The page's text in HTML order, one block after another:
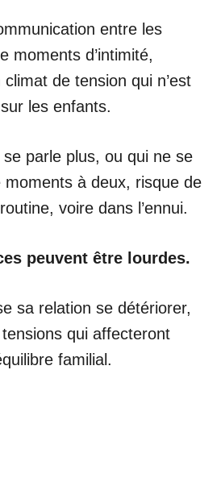
entre les
moments d’intimité,
de tension qui n’est
les enfants.
parle plus, ou qui ne se
moments à deux, risque de
voire dans l’ennui.
peuvent être lourdes.
sa relation se détériorer,
tensions qui affecteront
familial.